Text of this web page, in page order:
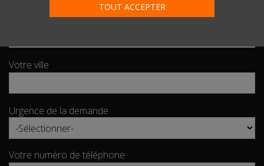
Votre nom
Votre ville
Urgence de la demande
Votre numéro de téléphone
TOUT ACCEPTER